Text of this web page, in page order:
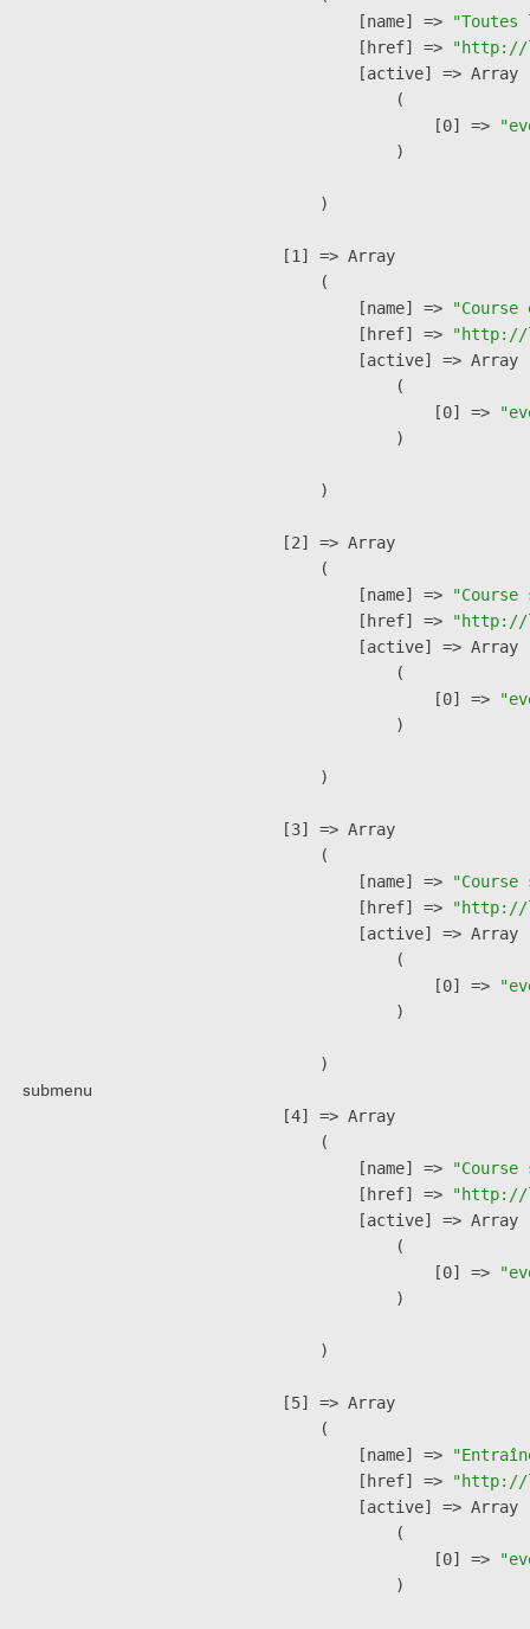
submenu
            [name] =>
            [href] =>
"http://
            [active] => Array
                (
                    [0] =>
                )
        )
    [1] => Array
        (
            [name] =>
            [href] =>
"http://
            [active] => Array
                (
                    [0] =>
                )
        )
    [2] => Array
        (
            [name] =>
            [href] =>
"http://
            [active] => Array
                (
                    [0] =>
                )
        )
    [3] => Array
        (
            [name] =>
            [href] =>
"http://
            [active] => Array
                (
                    [0] =>
                )
        )
    [4] => Array
        (
            [name] =>
            [href] =>
"http://
            [active] => Array
                (
                    [0] =>
                )
        )
    [5] => Array
        (
            [name] =>
            [href] =>
"http://
            [active] => Array
                (
                    [0] =>
                )